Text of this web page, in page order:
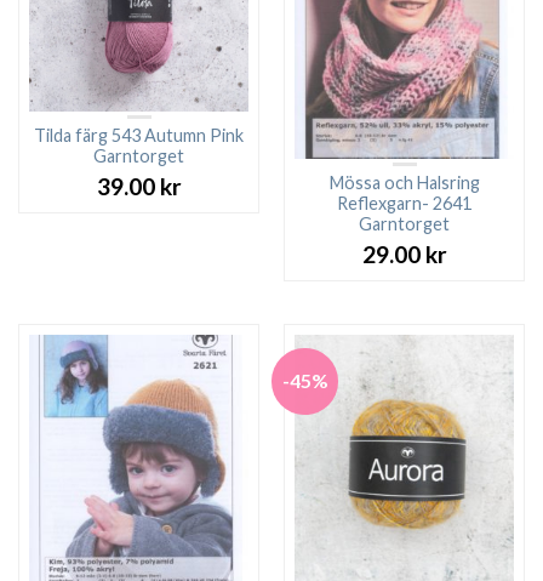
Tilda färg 543 Autumn Pink
Garntorget
39.00 kr
Mössa och Halsring
Reflexgarn- 2641
Garntorget
29.00 kr
-45%